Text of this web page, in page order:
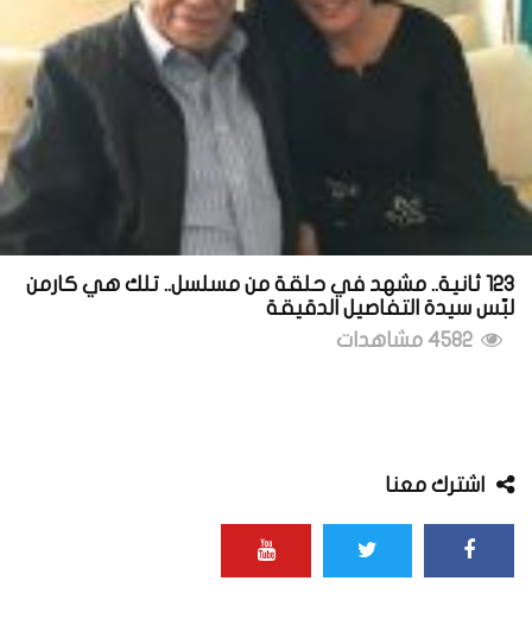
123 ثانية.. مشهد في حلقة من مسلسل.. تلك هي كارمن
لبّس سيدة التفاصيل الدقيقة
اشترك معنا